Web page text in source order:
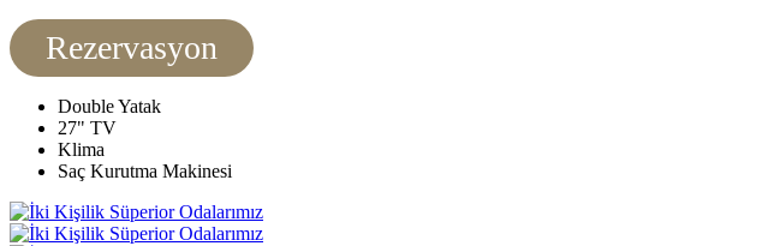
Rezervasyon
Double Yatak
27" TV
Klima
Saç Kurutma Makinesi